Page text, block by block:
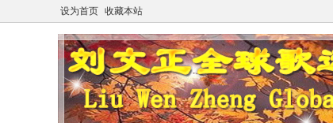
设为首页 收藏本站